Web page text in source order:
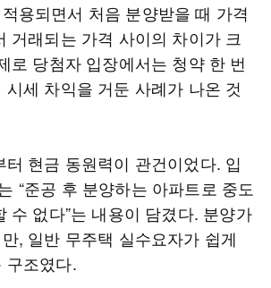
용되면서 처음 분양받을 때 가격
거래되는 가격 사이의 차이가 크
로 당첨자 입장에서는 청약 한 번
시세 차익을 거둔 사례가 나온 것
터 현금 동원력이 관건이었다. 입
“준공 후 분양하는 아파트로 중도
수 없다”는 내용이 담겼다. 분양가
, 일반 무주택 실수요자가 쉽게
구조였다.